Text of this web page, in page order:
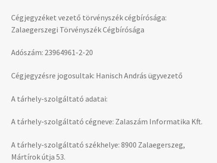
Cégjegyzéket vezető törvényszék cégbírósága:
Zalaegerszegi Törvényszék Cégbírósága
Adószám: 23964961-2-20
Cégjegyzésre jogosultak: Hanisch András ügyvezető
A tárhely-szolgáltató adatai:
A tárhely-szolgáltató cégneve: Zalaszám Informatika Kft.
A tárhely-szolgáltató székhelye: 8900 Zalaegerszeg,
Mártírok útja 53.